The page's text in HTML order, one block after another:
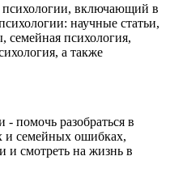
включающий в
научные статьи,
психология,
а также
- помочь разобраться в
и семейных ошибках,
и смотреть на жизнь в